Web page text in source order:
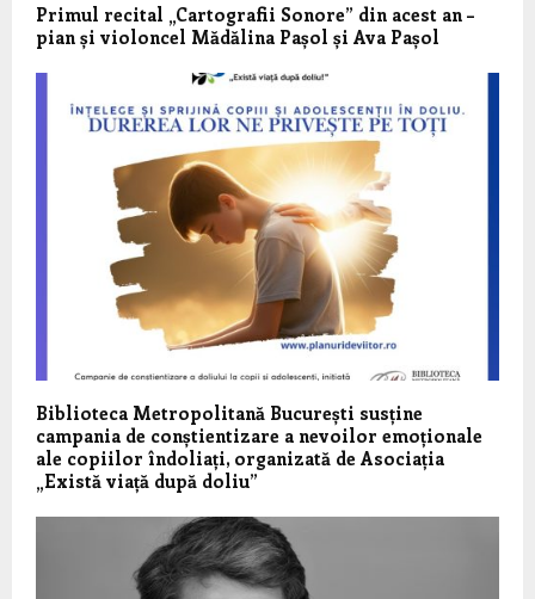
Primul recital „Cartografii Sonore” din acest an –
pian și violoncel Mădălina Pașol și Ava Pașol
Biblioteca Metropolitană București susține
campania de conștientizare a nevoilor emoționale
ale copiilor îndoliați, organizată de Asociația
„Există viață după doliu”